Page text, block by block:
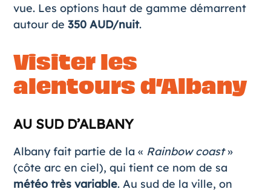
vue. Les options haut de gamme démarrent
autour de 350 AUD/nuit.
Visiter les
alentours d’Albany
AU SUD D’ALBANY
Albany fait partie de la « Rainbow coast»
(côte arc en ciel), qui tient ce nom de sa
météo très variable. Au sud de la ville, on